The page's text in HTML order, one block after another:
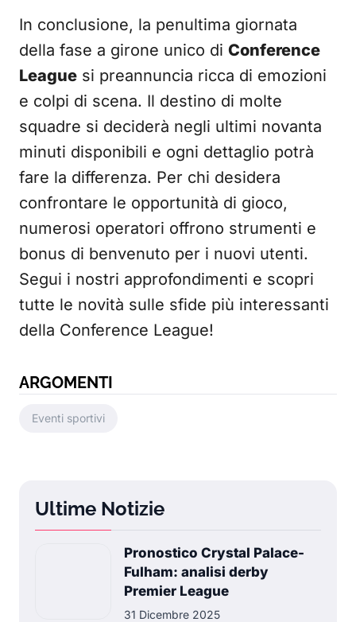
In conclusione, la penultima giornata
della fase a girone unico di Conference
League si preannuncia ricca di emozioni
e colpi di scena. Il destino di molte
squadre si deciderà negli ultimi novanta
minuti disponibili e ogni dettaglio potrà
fare la differenza. Per chi desidera
confrontare le opportunità di gioco,
numerosi operatori offrono strumenti e
bonus di benvenuto per i nuovi utenti.
Segui i nostri approfondimenti e scopri
tutte le novità sulle sfide più interessanti
della Conference League!
ARGOMENTI
Eventi sportivi
Ultime Notizie
Pronostico Crystal Palace-
Fulham: analisi derby
Premier League
31 Dicembre 2025